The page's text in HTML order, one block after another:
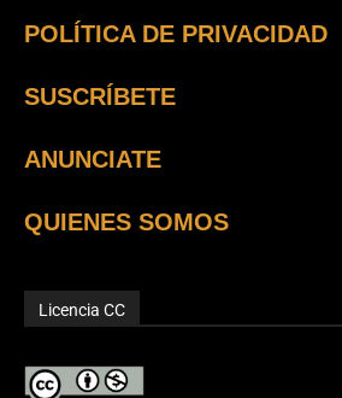
POLÍTICA DE PRIVACIDAD
SUSCRÍBETE
ANUNCIATE
QUIENES SOMOS
Licencia CC